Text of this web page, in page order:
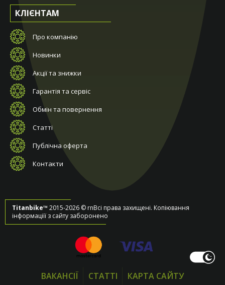
КЛІЄНТАМ
Про компанію
Новинки
Акції та знижки
Гарантія та сервіс
Обмін та повернення
Статті
Публічна оферта
Контакти
Titanbike™ 2015-2026 © rnВсі права захищені. Копіювання
інформаціїї з сайту заборонено
ВАКАНСІЇ СТАТТІ КАРТА САЙТУ